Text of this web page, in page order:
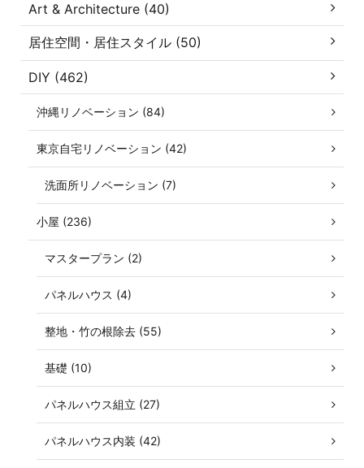
Art & Architecture (40)
居住空間・居住スタイル (50)
DIY (462)
沖縄リノベーション (84)
東京自宅リノベーション (42)
洗面所リノベーション (7)
小屋 (236)
マスタープラン (2)
パネルハウス (4)
整地・竹の根除去 (55)
基礎 (10)
パネルハウス組立 (27)
パネルハウス内装 (42)